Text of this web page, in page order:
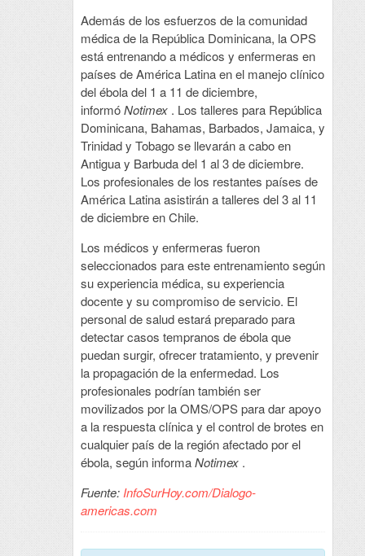
Además de los esfuerzos de la comunidad
médica de la República Dominicana, la OPS
está entrenando a médicos y enfermeras en
países de América Latina en el manejo clínico
del ébola del 1 a 11 de diciembre,
informóNotimex . Los talleres para República
Dominicana, Bahamas, Barbados, Jamaica, y
Trinidad y Tobago se llevarán a cabo en
Antigua y Barbuda del 1 al 3 de diciembre.
Los profesionales de los restantes países de
América Latina asistirán a talleres del 3 al 11
de diciembre en Chile.
Los médicos y enfermeras fueron
seleccionados para este entrenamiento según
su experiencia médica, su experiencia
docente y su compromiso de servicio. El
personal de salud estará preparado para
detectar casos tempranos de ébola que
puedan surgir, ofrecer tratamiento, y prevenir
la propagación de la enfermedad. Los
profesionales podrían también ser
movilizados por la OMS/OPS para dar apoyo
a la respuesta clínica y el control de brotes en
cualquier país de la región afectado por el
ébola, según informaNotimex.
Fuente: InfoSurHoy.com/Dialogo-
americas.com